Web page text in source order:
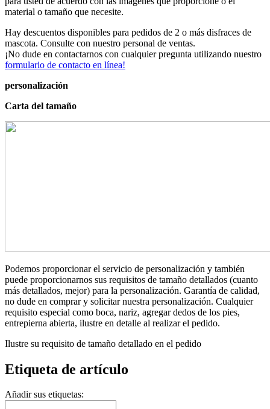
material o tamaño que necesite.
Hay descuentos disponibles para pedidos de 2 o más disfraces de
mascota. Consulte con nuestro personal de ventas.
¡No dude en contactarnos con cualquier pregunta utilizando nuestro
formulario de contacto en línea!
personalización
Carta del tamaño
Podemos proporcionar el servicio de personalización y también
puede proporcionarnos sus requisitos de tamaño detallados (cuanto
más detallados, mejor) para la personalización. Garantía de calidad,
no dude en comprar y solicitar nuestra personalización. Cualquier
requisito especial como boca, nariz, agregar dedos de los pies,
entrepierna abierta, ilustre en detalle al realizar el pedido.
Ilustre su requisito de tamaño detallado en el pedido
Etiqueta de artículo
Añadir sus etiquetas: